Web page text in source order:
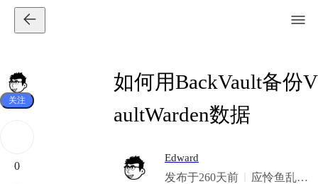
关注
0
如何用BackVault备份V
aultWarden数据
Edward
发布于260天前
应怜鱼乱红